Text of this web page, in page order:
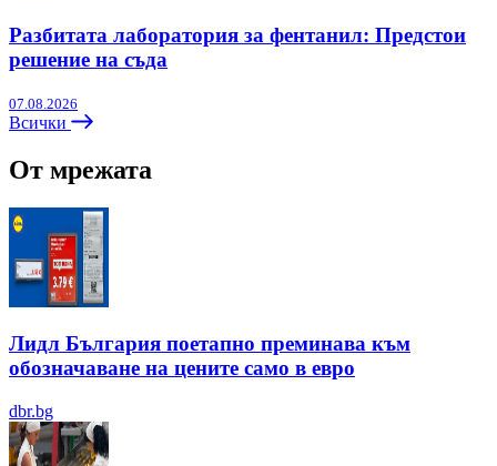
Разбитата лаборатория за фентанил: Предстои
решение на съда
07.08.2026
Всички
От мрежата
Лидл България поетапно преминава към
обозначаване на цените само в евро
dbr.bg